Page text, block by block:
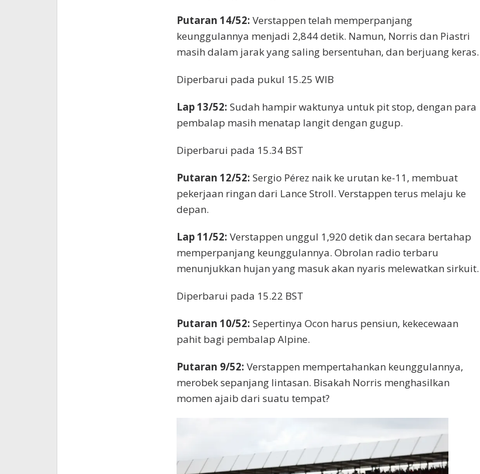
Putaran 14/52: Verstappen telah memperpanjang
keunggulannya menjadi 2,844 detik. Namun, Norris dan Piastri
masih dalam jarak yang saling bersentuhan, dan berjuang keras.
Diperbarui pada pukul 15.25 WIB
Lap 13/52: Sudah hampir waktunya untuk pit stop, dengan para
pembalap masih menatap langit dengan gugup.
Diperbarui pada 15.34 BST
Putaran 12/52: Sergio Pérez naik ke urutan ke-11, membuat
pekerjaan ringan dari Lance Stroll. Verstappen terus melaju ke
depan.
Lap 11/52: Verstappen unggul 1,920 detik dan secara bertahap
memperpanjang keunggulannya. Obrolan radio terbaru
menunjukkan hujan yang masuk akan nyaris melewatkan sirkuit.
Diperbarui pada 15.22 BST
Putaran 10/52: Sepertinya Ocon harus pensiun, kekecewaan
pahit bagi pembalap Alpine.
Putaran 9/52: Verstappen mempertahankan keunggulannya,
merobek sepanjang lintasan. Bisakah Norris menghasilkan
momen ajaib dari suatu tempat?